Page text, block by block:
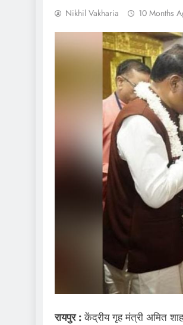
Nikhil Vakharia 10 Months
रायपुर :केंद्रीय गृह मंत्री अमित